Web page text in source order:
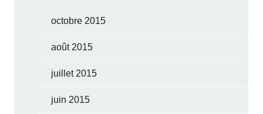
octobre 2015
août 2015
juillet 2015
juin 2015